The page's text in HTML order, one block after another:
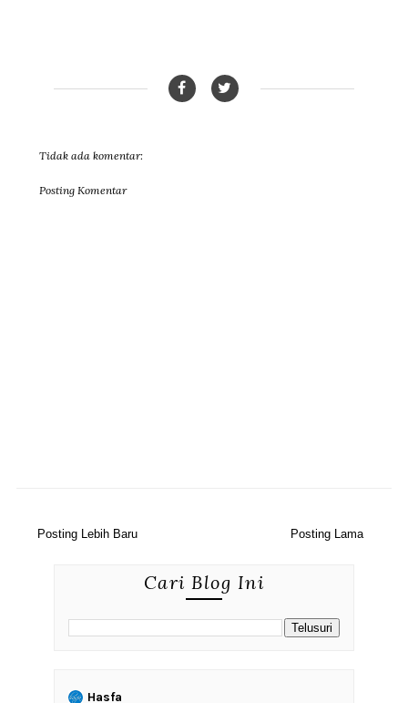
Tidak ada komentar:
Posting Komentar
Posting Lebih Baru Posting Lama
Cari Blog Ini
Hasfa